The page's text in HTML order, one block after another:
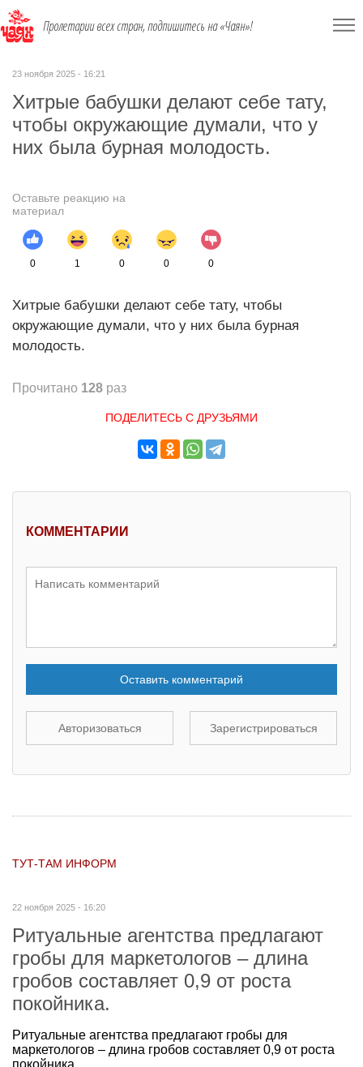
Пролетарии всех стран, подпишитесь на «Чаян»!
23 ноября 2025 - 16:21
Хитрые бабушки делают себе тату,
чтобы окружающие думали, что у
них была бурная молодость.
Оставьте реакцию на
материал
0 1 0 0 0
Хитрые бабушки делают себе тату, чтобы
окружающие думали, что у них была бурная
молодость.
Прочитано 128 раз
ПОДЕЛИТЕСЬ С ДРУЗЬЯМИ
КОММЕНТАРИИ
Оставить комментарий
Авторизоваться Зарегистрироваться
ТУТ-ТАМ ИНФОРМ
22 ноября 2025 - 16:20
Ритуальные агентства предлага­ют
гробы для маркетологов – длина
гробов составляет 0,9 от роста
покойника.
Ритуальные агентства предлага­ют гробы для
маркетологов – длина гробов составляет 0,9 от роста
покойника.